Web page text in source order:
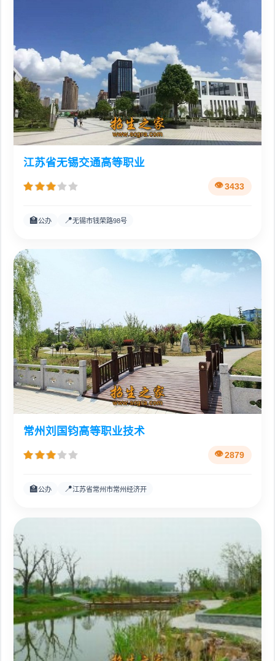
江苏省无锡交通高等职业
3433
🏫公办 📍无锡市钱荣路98号
常州刘国钧高等职业技术
2879
🏫公办 📍江苏省常州市常州经济开